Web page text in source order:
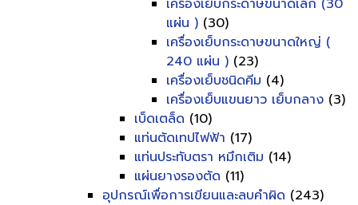
เครื่องเย็บกระดาษขนาดเล็ก (30
แผ่น ) (30)
เครื่องเย็บกระดาษขนาดใหญ่ (
240 แผ่น ) (23)
เครื่องเย็บชนิดคีม (4)
เครื่องเย็บแขนยาว เย็บกลาง (3)
เบ็ดเตล็ด (10)
แท่นตัดเทปไฟฟ้า (17)
แท่นประทับตรา หมึกเติม (14)
แผ่นยางรองตัด (11)
อุปกรณ์เพื่อการเขียนและลบคำผิด (243)